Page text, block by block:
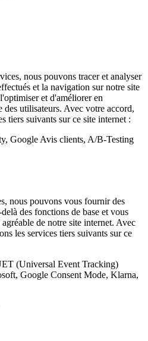
nous pouvons tracer et analyser
et la navigation sur notre site
et d'améliorer en
des utilisateurs. Avec votre accord,
tiers suivants sur ce site internet :
Google Avis clients, A/B-Testing
nous pouvons vous fournir des
des fonctions de base et vous
de notre site internet. Avec
les services tiers suivants sur ce
(Universal Event Tracking)
Google Consent Mode, Klarna,